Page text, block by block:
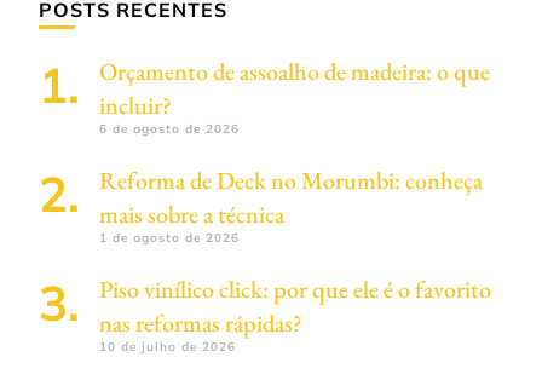
POSTS RECENTES
Orçamento de assoalho de madeira: o que
incluir?
6 de agosto de 2026
Reforma de Deck no Morumbi: conheça
mais sobre a técnica
1 de agosto de 2026
Piso vinílico click: por que ele é o favorito
nas reformas rápidas?
10 de julho de 2026